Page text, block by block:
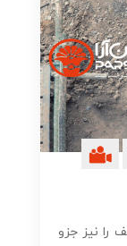
را نیز جزو